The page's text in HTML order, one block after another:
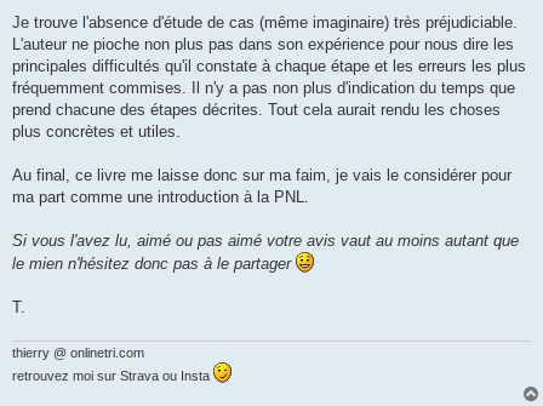
Je trouve l'absence d'étude de cas (même imaginaire) très préjudiciable.
L'auteur ne pioche non plus pas dans son expérience pour nous dire les
principales difficultés qu'il constate à chaque étape et les erreurs les plus
fréquemment commises. Il n'y a pas non plus d'indication du temps que
prend chacune des étapes décrites. Tout cela aurait rendu les choses
plus concrètes et utiles.
Au final, ce livre me laisse donc sur ma faim, je vais le considérer pour
ma part comme une introduction à la PNL.
Si vous l'avez lu, aimé ou pas aimé votre avis vaut au moins autant que
le mien n'hésitez donc pas à le partager
T.
thierry @ onlinetri.com
retrouvez moi sur Strava ou Insta